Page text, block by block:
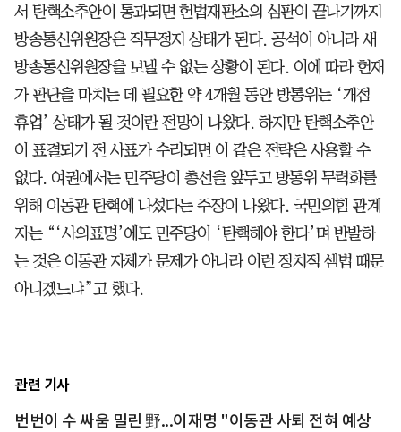
서 탄핵소추안이 통과되면 헌법재판소의 심판이 끝나기까지
방송통신위원장은 직무정지 상태가 된다. 공석이 아니라 새
방송통신위원장을 보낼 수 없는 상황이 된다. 이에 따라 헌재
가 판단을 마치는 데 필요한 약 4개월 동안 방통위는 ‘개점
휴업’ 상태가 될 것이란 전망이 나왔다. 하지만 탄핵소추안
이 표결되기 전 사표가 수리되면 이 같은 전략은 사용할 수
없다. 여권에서는 민주당이 총선을 앞두고 방통위 무력화를
위해 이동관 탄핵에 나섰다는 주장이 나왔다. 국민의힘 관계
자는 “‘사의표명’에도 민주당이 ‘탄핵해야 한다’며 반발하
는 것은 이동관 자체가 문제가 아니라 이런 정치적 셈법 때문
아니겠느냐”고 했다.
관련 기사
번번이 수 싸움 밀린 野...이재명 "이동관 사퇴 전혀 예상